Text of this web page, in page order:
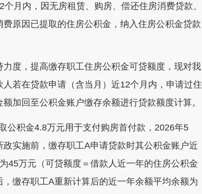
月内，因无房租赁、购房、偿还住房消费贷款、
原因已提取的住房公积金，纳入住房公积金贷款
度，提高缴存职工住房公积金可贷额度，现对我
若在贷款申请（含当月）近12个月内，申请过住
加回至公积金账户缴存余额进行贷款额度计算。
公积金4.8万元用于支付购房首付款，2026年5
实施前，缴存职工A申请贷款时其公积金账户近
45万元（可贷额度＝借款人近一年的住房公积金
缴存职工A重新计算后的近一年余额平均余额为